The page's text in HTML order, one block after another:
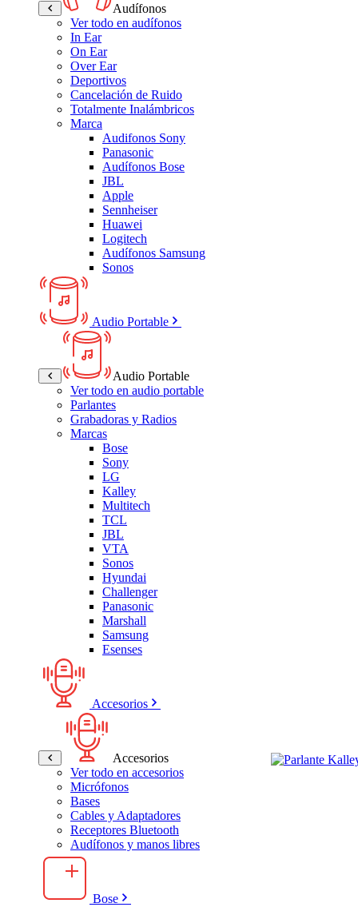
Audífonos
Ver todo en audífonos
In Ear
On Ear
Over Ear
Deportivos
Cancelación de Ruido
Totalmente Inalámbricos
Marca
Audifonos Sony
Panasonic
Audífonos Bose
JBL
Apple
Sennheiser
Huawei
Logitech
Audífonos Samsung
Sonos
Audio Portable
Audio Portable
Ver todo en audio portable
Parlantes
Grabadoras y Radios
Marcas
Bose
Sony
LG
Kalley
Multitech
TCL
JBL
VTA
Sonos
Hyundai
Challenger
Panasonic
Marshall
Samsung
Esenses
Accesorios
Accesorios
Ver todo en accesorios
Micrófonos
Bases
Cables y Adaptadores
Receptores Bluetooth
Audífonos y manos libres
Bose